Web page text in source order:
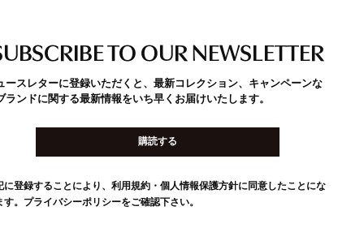
TO OUR NEWSLETTER
ースレターに登録いただくと、最新コレクション、キャンペーンな
ランドに関する最新情報をいち早くお届けいたします。
購読する
に登録することにより、利用規約・個人情報保護方針に同意したことにな
す。 プライバシーポリシーをご確認下さい。